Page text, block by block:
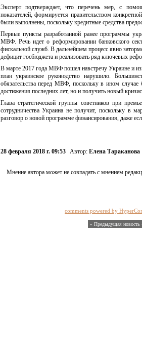
Эксперт подтверждает, что перечень мер, с
показателей, формируется правительством
были выполнены, поскольку кредитные средства
Первые пункты разработанной ранее программы
МВФ. Речь идет о реформировании банковского
фискальной служб. В дальнейшем процесс явно
дефицит госбюджета и реализовать ряд ключевых
В марте 2017 года МВФ пошел навстречу Украине и
план украинское руководство нарушило.
обязательства перед МВФ, поскольку в ином случае
достижения последних лет, но и получить новый
Глава стратегической группы советников при
сотрудничества Украина не получит, поскольку в
разговор о новой программе финансирования, даже
28 февраля 2018 г. 09:53 Автор: Елена Тараканова
Мнение автора может не совпадать с мнением
comments powered by
« Предыдущая новость